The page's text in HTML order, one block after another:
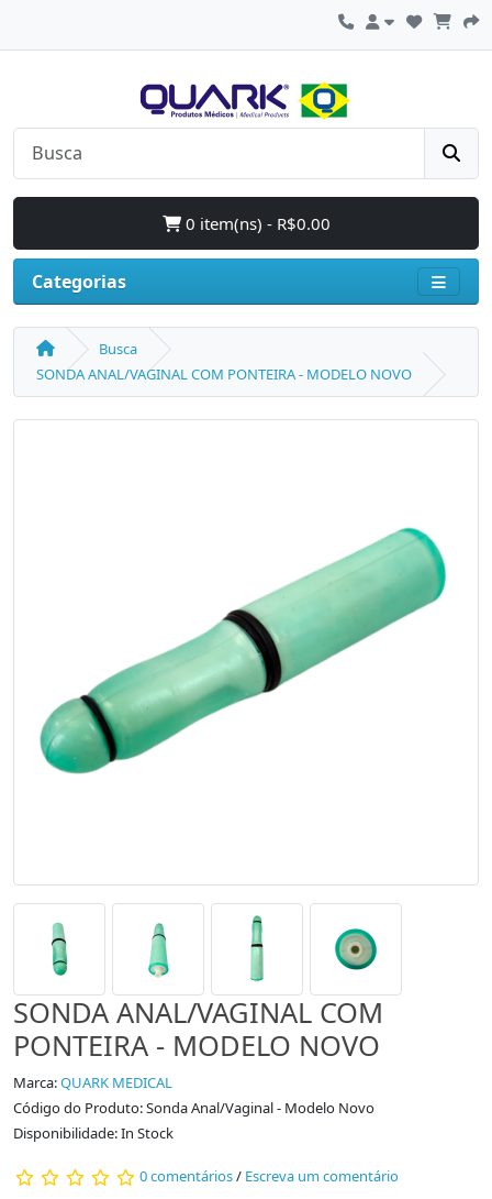
0 item(ns) - R$0.00
Categorias
Busca
SONDA ANAL/VAGINAL COM PONTEIRA - MODELO NOVO
SONDA ANAL/VAGINAL COM
PONTEIRA - MODELO NOVO
Marca:QUARK MEDICAL
Código do Produto: Sonda Anal/Vaginal - Modelo Novo
Disponibilidade: In Stock
0 comentários/ Escreva um comentário